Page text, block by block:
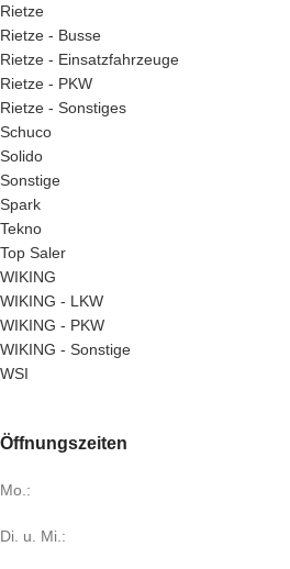
Rietze
Rietze - Busse
Rietze - Einsatzfahrzeuge
Rietze - PKW
Rietze - Sonstiges
Schuco
Solido
Sonstige
Spark
Tekno
Top Saler
WIKING
WIKING - LKW
WIKING - PKW
WIKING - Sonstige
WSI
Öffnungszeiten
Mo.:
Di. u. Mi.: